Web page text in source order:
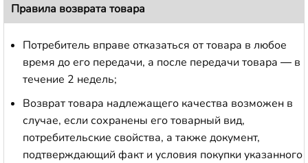
Правила возврата товара
Потребитель вправе отказаться от товара в любое
время до его передачи, а после передачи товара — в
течение 2 недель;
Возврат товара надлежащего качества возможен в
случае, если сохранены его товарный вид,
потребительские свойства, а также документ,
подтверждающий факт и условия покупки указанного